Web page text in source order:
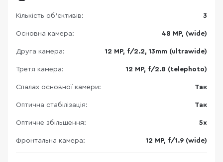
Кількість об'єктивів: 3
Основна камера: 48 MP, (wide)
Друга камера: 12 MP, f/2.2, 13mm (ultrawide)
Третя камера: 12 MP, f/2.8 (telephoto)
Спалах основної камери: Так
Оптична стабілізація: Так
Оптичне збільшення: 5x
Фронтальна камера: 12 MP, f/1.9 (wide)